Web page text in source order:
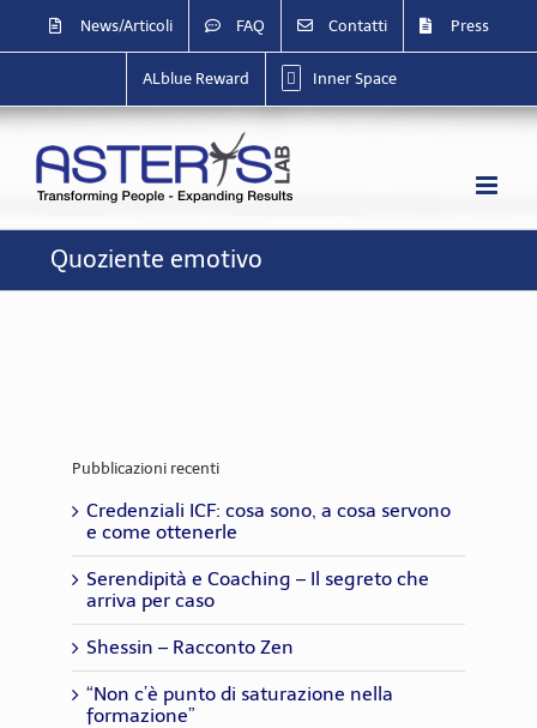
contenuto
News/Articoli FAQ Contatti Press
ALblue Reward Inner Space
Quoziente emotivo
Pubblicazioni recenti
Credenziali ICF: cosa sono, a cosa servono
e come ottenerle
Serendipità e Coaching – Il segreto che
arriva per caso
Shessin – Racconto Zen
“Non c’è punto di saturazione nella
formazione”